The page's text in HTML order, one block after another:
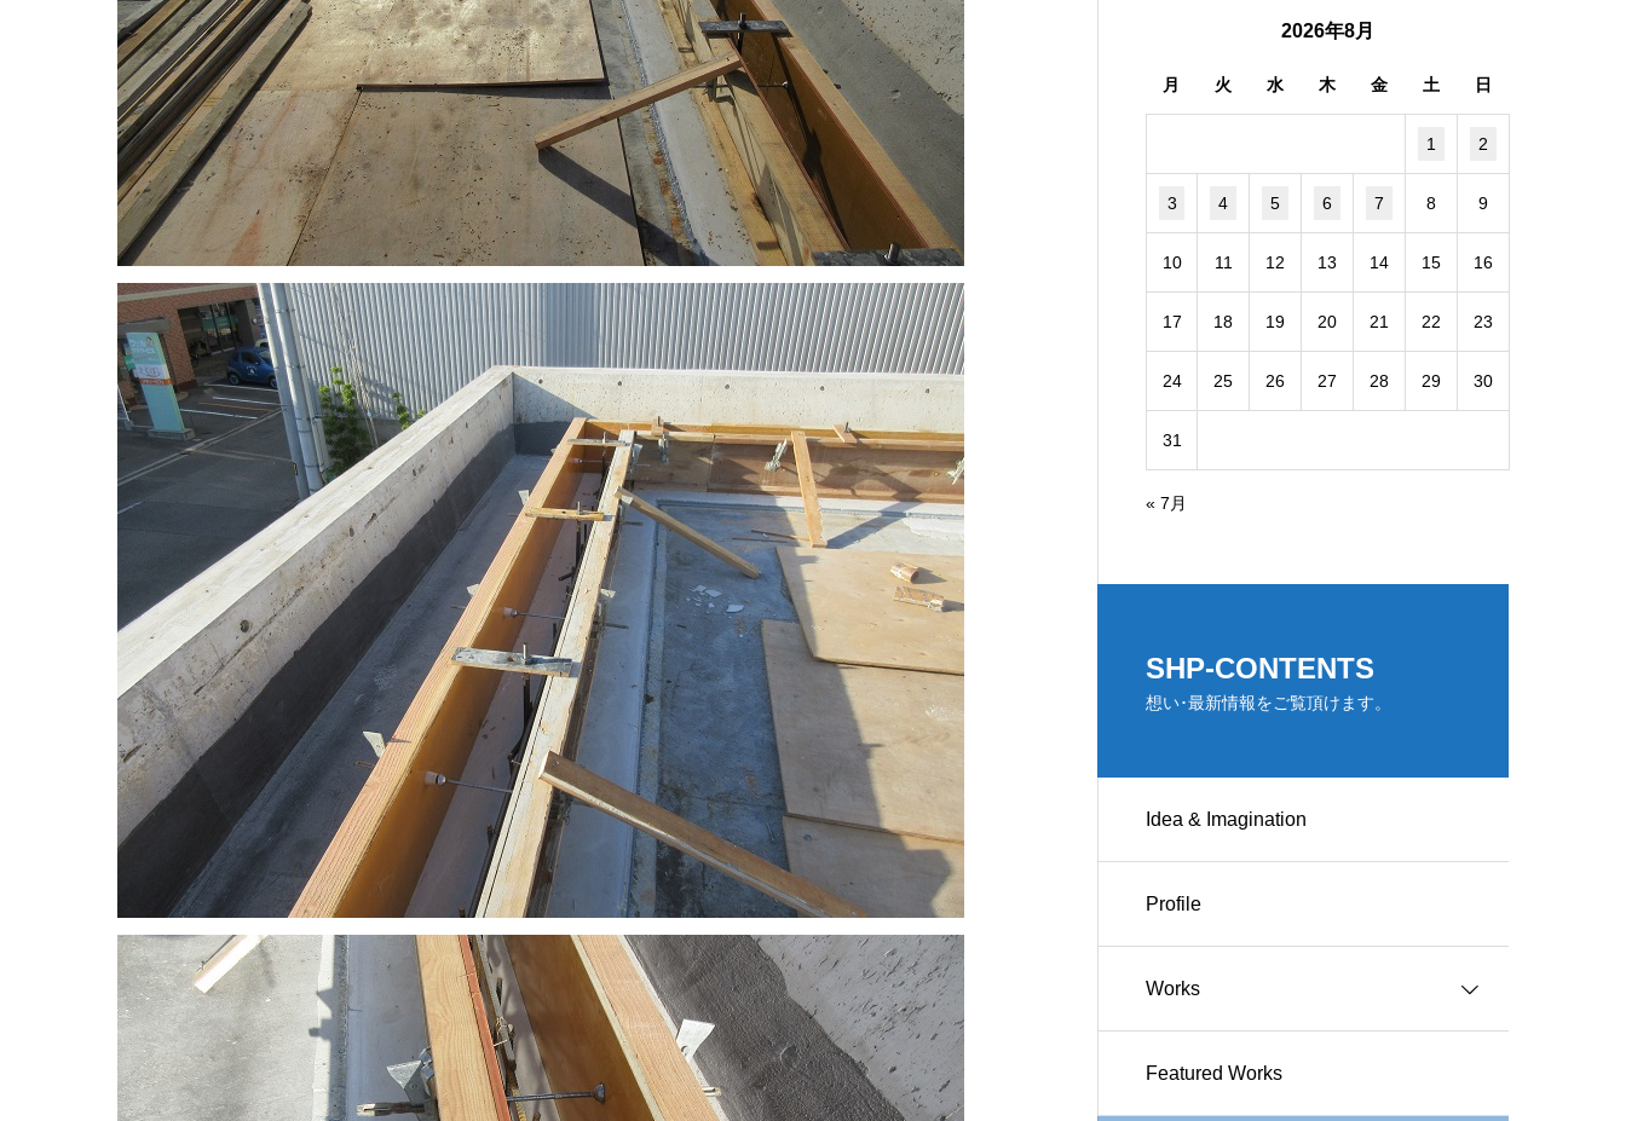
2026年8月
月 火 水 木 金 土 日
1 2
3 4 5 6 7 8 9
10 11 12 13 14 15 16
17 18 19 20 21 22 23
24 25 26 27 28 29 30
31
« 7月
SHP-CONTENTS
想い･最新情報をご覧頂けます。
Idea & Imagination
Profile
Works
Works-住宅
Featured Works